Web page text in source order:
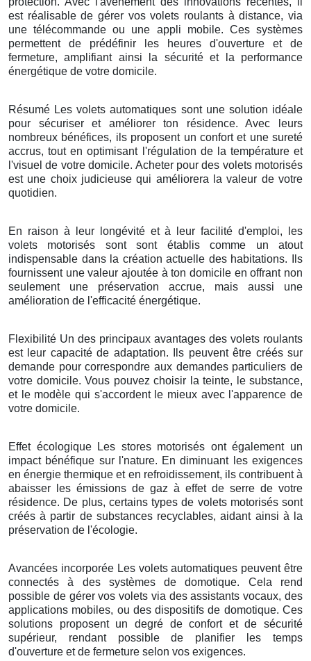
est réalisable de gérer vos volets roulants à distance, via
une télécommande ou une appli mobile. Ces systèmes
permettent de prédéfinir les heures d'ouverture et de
fermeture, amplifiant ainsi la sécurité et la performance
énergétique de votre domicile.
Résumé Les volets automatiques sont une solution idéale
pour sécuriser et améliorer ton résidence. Avec leurs
nombreux bénéfices, ils proposent un confort et une sureté
accrus, tout en optimisant l'régulation de la température et
l'visuel de votre domicile. Acheter pour des volets motorisés
est une choix judicieuse qui améliorera la valeur de votre
quotidien.
En raison à leur longévité et à leur facilité d'emploi, les
volets motorisés sont sont établis comme un atout
indispensable dans la création actuelle des habitations. Ils
fournissent une valeur ajoutée à ton domicile en offrant non
seulement une préservation accrue, mais aussi une
amélioration de l'efficacité énergétique.
Flexibilité Un des principaux avantages des volets roulants
est leur capacité de adaptation. Ils peuvent être créés sur
demande pour correspondre aux demandes particuliers de
votre domicile. Vous pouvez choisir la teinte, le substance,
et le modèle qui s'accordent le mieux avec l'apparence de
votre domicile.
Effet écologique Les stores motorisés ont également un
impact bénéfique sur l'nature. En diminuant les exigences
en énergie thermique et en refroidissement, ils contribuent à
abaisser les émissions de gaz à effet de serre de votre
résidence. De plus, certains types de volets motorisés sont
créés à partir de substances recyclables, aidant ainsi à la
préservation de l'écologie.
Avancées incorporée Les volets automatiques peuvent être
connectés à des systèmes de domotique. Cela rend
possible de gérer vos volets via des assistants vocaux, des
applications mobiles, ou des dispositifs de domotique. Ces
solutions proposent un degré de confort et de sécurité
supérieur, rendant possible de planifier les temps
d'ouverture et de fermeture selon vos exigences.